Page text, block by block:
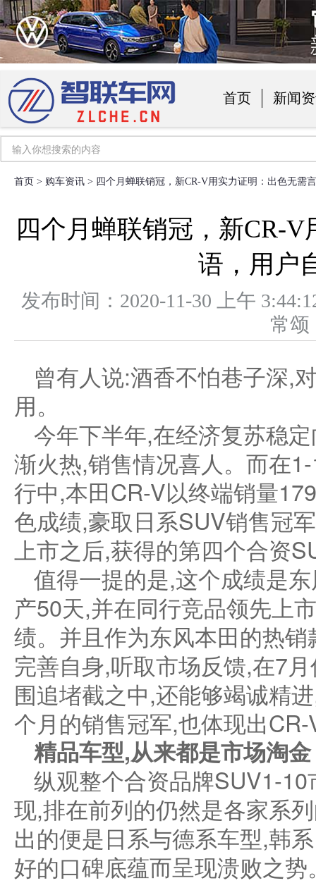
首页 新闻
首页 > 购车资讯 > 四个月蝉联销冠，新CR-V用实力证明：出色无需
四个月蝉联销冠，新CR-
语，用户
发布时间：2020-11-30 上午
常
曾有人说:酒香不怕巷子深,
用。
今年下半年,在经济复苏稳
渐火热,销售情况喜人。而在
行中,本田CR-V以终端销量
色成绩,豪取日系SUV销售冠
上市之后,获得的第四个合资
值得一提的是,这个成绩是
产50天,并在同行竞品领先上
绩。并且作为东风本田的热
完善自身,听取市场反馈,在7
围追堵截之中,还能够竭诚精
个月的销售冠军,也体现出
精品车型,从来都是市场淘金
纵观整个合资品牌SUV1-
现,排在前列的仍然是各家系
出的便是日系与德系车型,韩
好的口碑底蕴而呈现溃败之势